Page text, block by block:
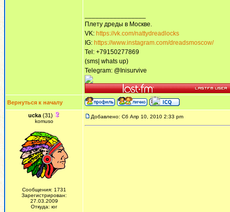
Плету дреды в Москве.
VK: https://vk.com/nattydreadlocks
IG: https://www.instagram.com/dreadsmoscow/
Tel: +79150277869
(sms| whats up)
Telegram: @Inisurvive
Вернуться к началу
ucka (31)
komuso
Сообщения: 1731
Зарегистрирован:
27.03.2009
Откуда: юг
Добавлено: Сб Апр 10, 2010 2:33 pm